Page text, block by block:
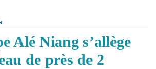
Alé Niang s’allège
de près de 2